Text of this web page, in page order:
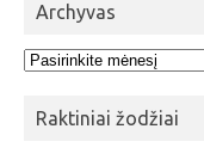
Archyvas
Archyvas
Raktiniai žodžiai